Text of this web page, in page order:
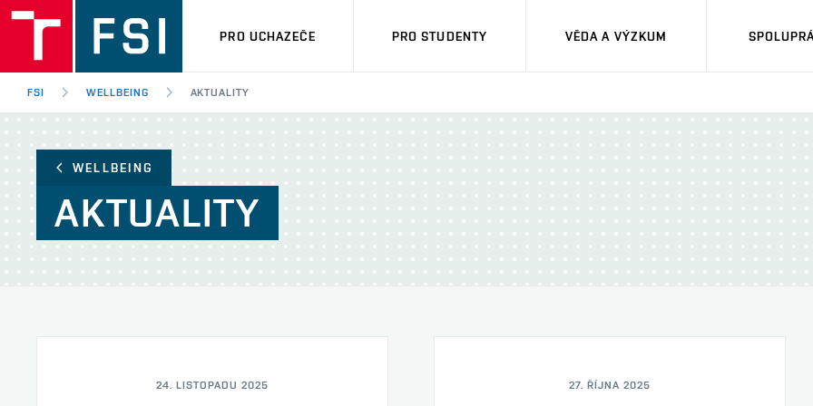
PRO UCHAZEČE PRO STUDENTY VĚDA A VÝZKUM
FSI WELLBEING AKTUALITY
WELLBEING
AKTUALITY
24. LISTOPADU 2025 27. ŘÍJNA 2025